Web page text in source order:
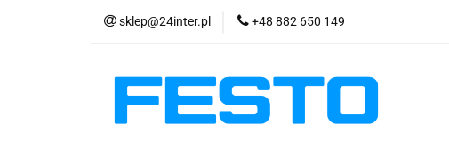
sklep@24inter.pl +48 882 650 149
PRODUKTY
AKTUALNOŚCI